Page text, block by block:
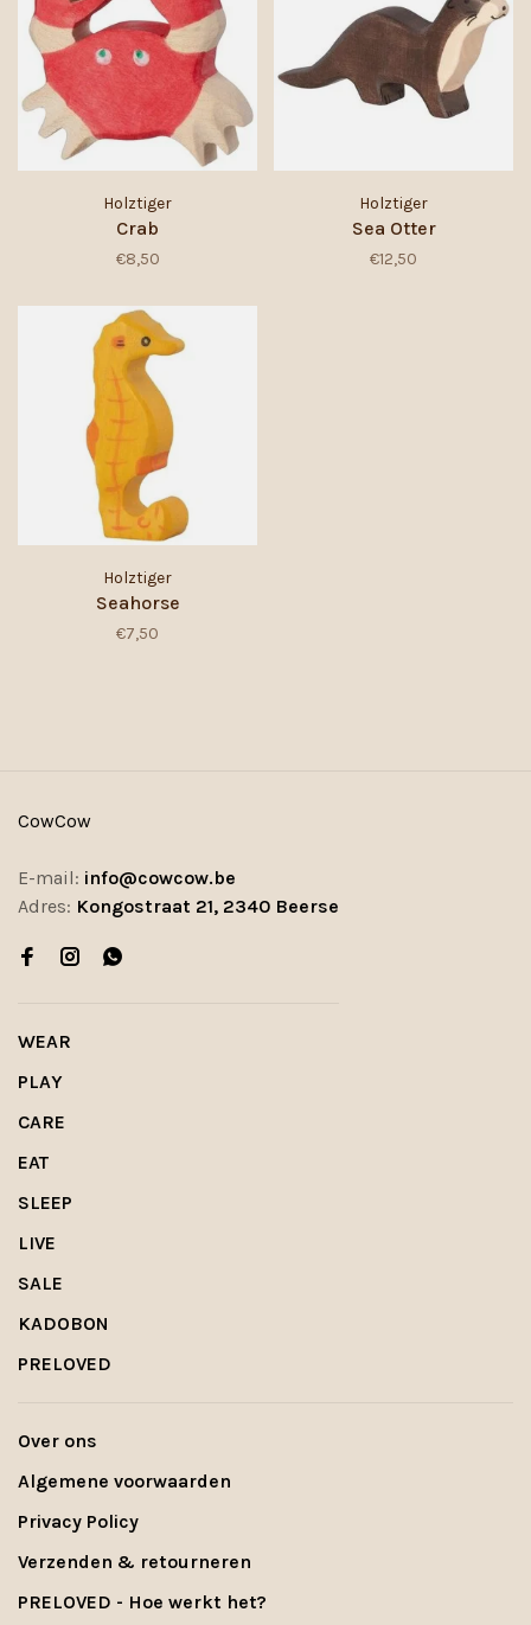
Holztiger
Crab
€8,50
Holztiger
Sea Otter
€12,50
Holztiger
Seahorse
€7,50
CowCow
E-mail: info@cowcow.be
Adres: Kongostraat 21, 2340 Beerse
WEAR
PLAY
CARE
EAT
SLEEP
LIVE
SALE
KADOBON
PRELOVED
Over ons
Algemene voorwaarden
Privacy Policy
Verzenden & retourneren
PRELOVED - Hoe werkt het?